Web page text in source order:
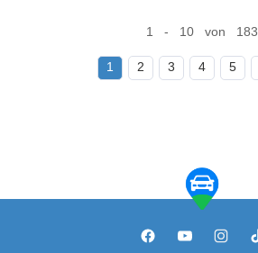
1 - 10 von 183
1 2 3 4 5